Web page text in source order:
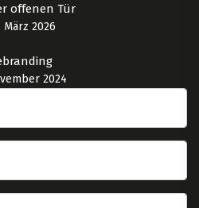
offenen Tür
März 2026
2024